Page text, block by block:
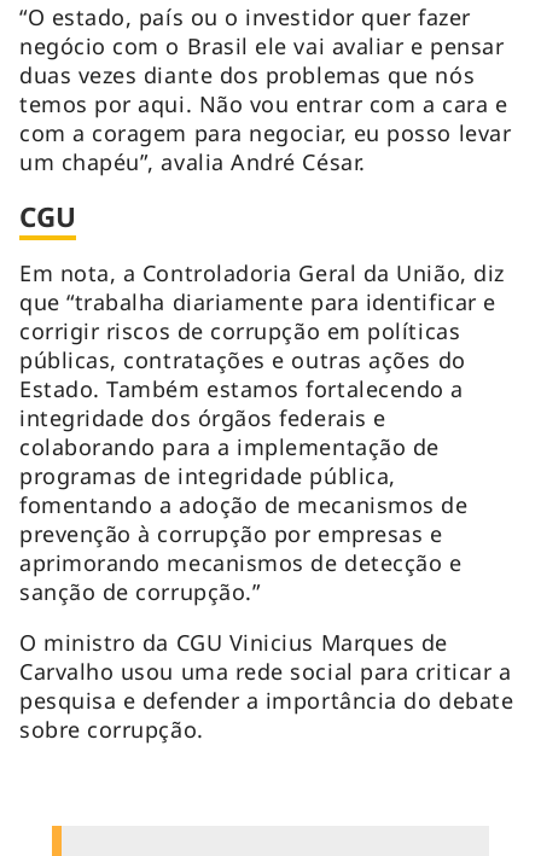
“O estado, país ou o investidor quer fazer
negócio com o Brasil ele vai avaliar e pensar
duas vezes diante dos problemas que nós
temos por aqui. Não vou entrar com a cara e
com a coragem para negociar, eu posso levar
um chapéu”, avalia André César.
CGU
Em nota, a Controladoria Geral da União, diz
que “trabalha diariamente para identificar e
corrigir riscos de corrupção em políticas
públicas, contratações e outras ações do
Estado. Também estamos fortalecendo a
integridade dos órgãos federais e
colaborando para a implementação de
programas de integridade pública,
fomentando a adoção de mecanismos de
prevenção à corrupção por empresas e
aprimorando mecanismos de detecção e
sanção de corrupção.”
O ministro da CGU Vinicius Marques de
Carvalho usou uma rede social para criticar a
pesquisa e defender a importância do debate
sobre corrupção.